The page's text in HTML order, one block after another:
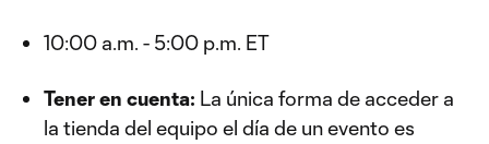
10:00 a.m. - 5:00 p.m. ET
Tener en cuenta: La única forma de acceder a
la tienda del equipo el día de un evento es